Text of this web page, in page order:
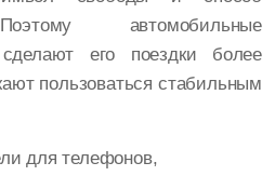
автомобильные
его поездки более
пользоваться стабильным
для телефонов,